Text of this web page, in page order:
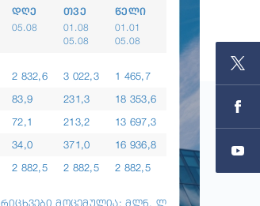
დღე
05.08
თვე
01.08
05.08
წელი
01.01
05.08
2 832,6 3 022,3 1 465,7
83,9 231,3 18 353,6
72,1 213,2 13 697,3
34,0 371,0 16 936,8
2 882,5 2 882,5 2 882,5
რიცხვები მოცემულია: მლნ. ლ